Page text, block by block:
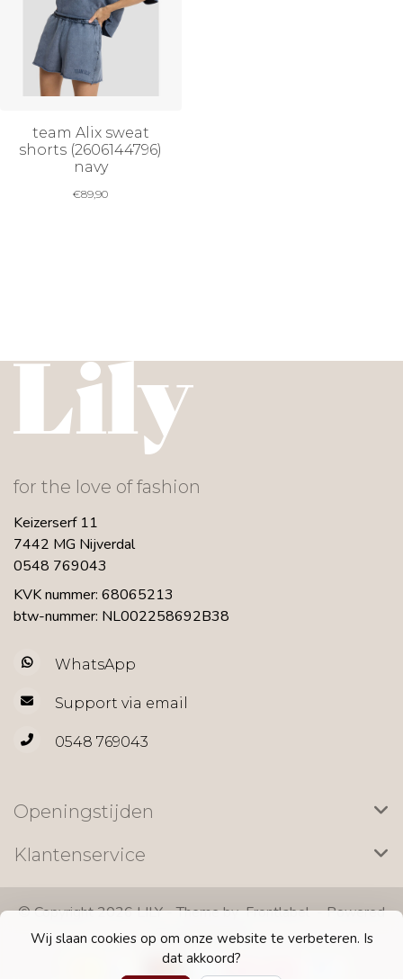
Wij slaan cookies op om onze website te verbeteren. Is
dat akkoord?
team Alix sweat
shorts (2606144796)
navy
€89,90
for the love of fashion
Keizerserf 11
7442 MG Nijverdal
0548 769043
KVK nummer: 68065213
btw-nummer: NL002258692B38
WhatsApp
Support via email
0548 769043
Openingstijden
Klantenservice
© Copyright 2026 LILY - Theme byFrontlabel- Powered
byLightspeed